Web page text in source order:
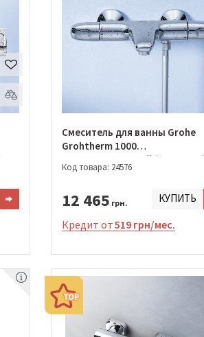
Смеситель для ванны Grohe
Grohtherm 1000
термостатический (34155003)
Код товара: 24576
12 465 грн. КУПИТЬ
Кредит от519 грн/мес.